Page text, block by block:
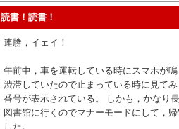
読書！読書！
連勝，イェイ！
午前中，車を運転している時にスマホが
渋滞していたので止まっている時に見て
番号が表示されている。 しかも，かなり
図書館に行くのでマナーモードにして，
した。